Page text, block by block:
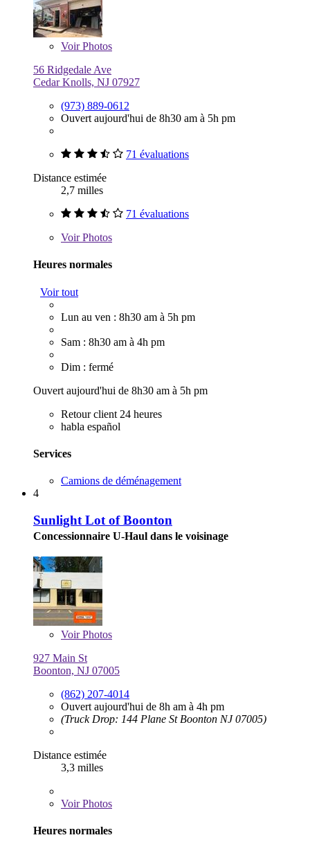
VoirPhotos
56 Ridgedale Ave
Cedar Knolls, NJ 07927
(973) 889-0612
Ouvert aujourd'hui de 8h30 am à 5h pm
71 évaluations
Distance estimée
2,7 milles
71 évaluations
VoirPhotos
Heures normales
Voir tout
Lun au ven : 8h30 am à 5h pm
Sam : 8h30 am à 4h pm
Dim : fermé
Ouvert aujourd'hui de 8h30 am à 5h pm
Retour client 24 heures
habla español
Services
Camions de déménagement
4
Sunlight Lot of Boonton
Concessionnaire U-Haul dans le voisinage
VoirPhotos
927 Main St
Boonton, NJ 07005
(862) 207-4014
Ouvert aujourd'hui de 8h am à 4h pm
(Truck Drop: 144 Plane St Boonton NJ 07005)
Distance estimée
3,3 milles
VoirPhotos
Heures normales